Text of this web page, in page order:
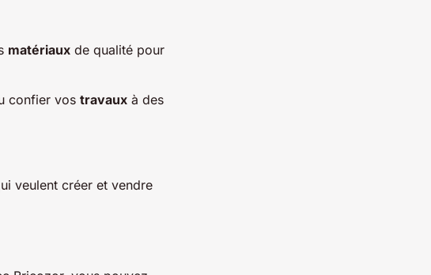
matériaux de qualité pour
confier vos travaux à des
veulent créer et vendre